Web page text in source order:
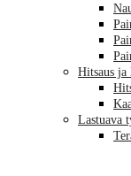
Hitsaus ja
Lastuava